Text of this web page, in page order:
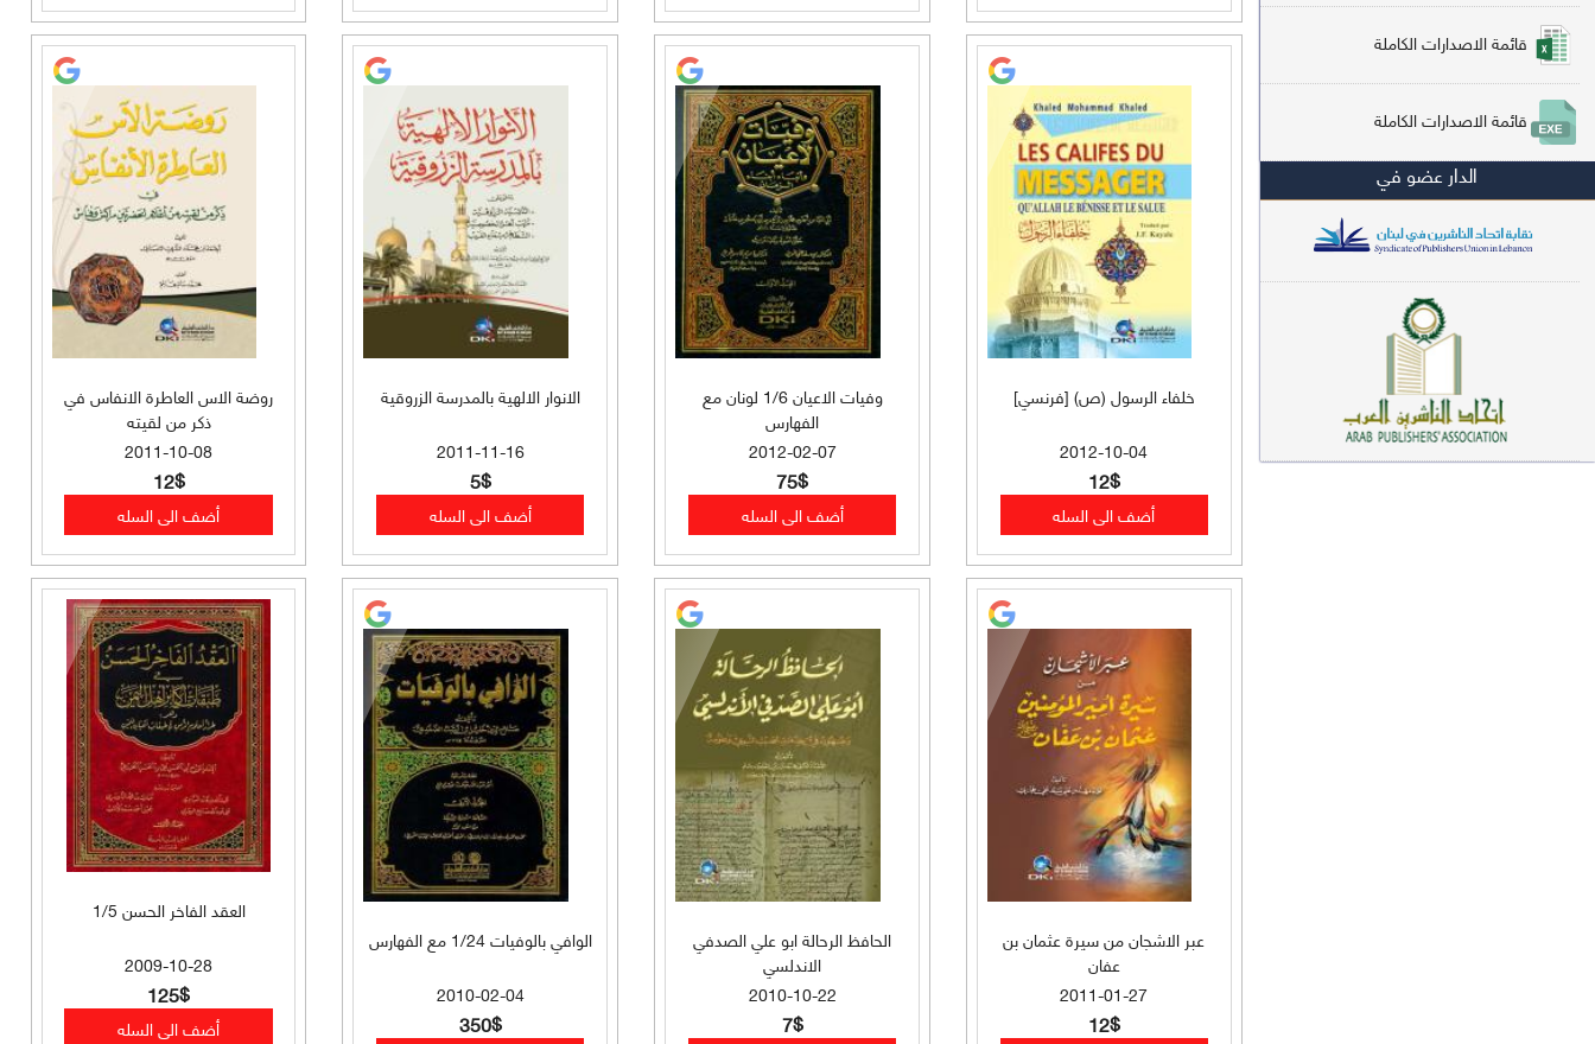
فقه مالكي (112)
تفسير قرآن (106)
علم كلام (96)
أخلاق وتصوف (91)
سير وتراجم (90)
معاجم لغوية (89)
سيرة نبوية وتصوف (81)
دراسات إسلامية (75)
شعر (72)
قائمة الاصدارات الكاملة
قائمة الاصدارات الكاملة
الدار عضو في
خلفاء الرسول (ص) [فرنسي]
2012-10-04
12$
وفيات الاعيان 1/6 لونان مع
الفهارس
2012-02-07
75$
الانوار الالهية بالمدرسة الزروقية
2011-11-16
5$
روضة الاس العاطرة الانفاس في
ذكر من لقيته
2011-10-08
12$
عبر الاشجان من سيرة عثمان بن
عفان
2011-01-27
12$
الحافظ الرحالة ابو علي الصدفي
الاندلسي
2010-10-22
7$
الوافي بالوفيات 1/24 مع الفهارس
2010-02-04
350$
العقد الفاخر الحسن 1/5
2009-10-28
125$